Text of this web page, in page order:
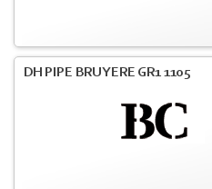
DH PIPE BRUYERE GR1 1105